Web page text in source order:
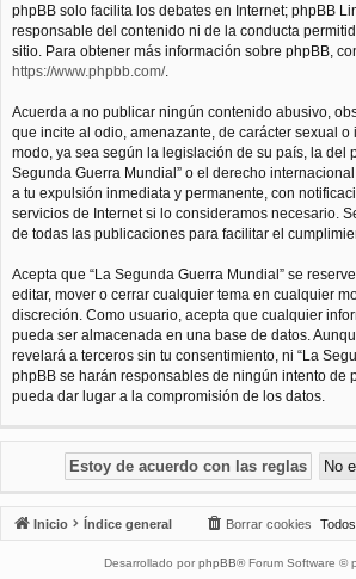
phpBB solo facilita los debates en Internet; phpBB
responsable del contenido ni de la conducta
sitio. Para obtener más información sobre phpBB,
https://www.phpbb.com/.
Acuerda a no publicar ningún contenido abusivo,
que incite al odio, amenazante, de carácter sexual
modo, ya sea según la legislación de su país, la del
Segunda Guerra Mundial” o el derecho
a tu expulsión inmediata y permanente, con
servicios de Internet si lo consideramos necesario.
de todas las publicaciones para facilitar el
Acepta que “La Segunda Guerra Mundial” se
editar, mover o cerrar cualquier tema en cualquier
discreción. Como usuario, acepta que cualquier
pueda ser almacenada en una base de datos.
revelará a terceros sin tu consentimiento, ni “La
phpBB se harán responsables de ningún intento de
pueda dar lugar a la compromisión de los datos.
Inicio Índice general Borrar cookies
Desarrollado por phpBB® Forum Software ©